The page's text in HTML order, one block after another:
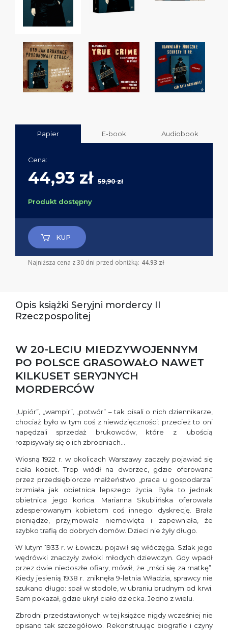
Papier E-book Audiobook
Cena:
44,93 zł 59,90 zł
Produkt dostępny
KUP
Najniższa cena z 30 dni przed obniżką: 44.93 zł
Opis książki Seryjni mordercy II
Rzeczpospolitej
W 20-LECIU MIEDZYWOJENNYM
PO POLSCE GRASOWAŁO NAWET
KILKUSET SERYJNYCH
MORDERCÓW
„Upiór”, „wampir”, „potwór” – tak pisali o nich dziennikarze,
chociaż było w tym coś z niewdzięczności: przecież to oni
napędzali sprzedaż brukowców, które z lubością
rozpisywały się o ich zbrodniach…
Wiosną 1922 r. w okolicach Warszawy zaczęły pojawiać się
ciała kobiet. Trop wiódł na dworzec, gdzie oferowana
przez przedsiębiorcze małżeństwo „praca u gospodarza”
brzmiała jak obietnica lepszego życia. Była to jednak
obietnica jego końca. Marianna Skublińska oferowała
zdesperowanym kobietom coś innego: dyskrecję. Brała
pieniądze, przyjmowała niemowlęta i zapewniała, że
szybko trafią do dobrych domów. Dzieci nie żyły długo.
W lutym 1933 r. w Łowiczu pojawił się włóczęga. Szlak jego
wędrówki znaczyły zwłoki młodych dziewczyn. Gdy wpadł
przez dwie niedoszłe ofiary, mówił, że „mści się za matkę”.
Kiedy jesienią 1938 r. zniknęła 9-letnia Władzia, sprawcy nie
szukano długo: spał w stodole, w ubraniu brudnym od krwi.
Sam pokazał, gdzie ukrył ciało dziecka. Jedno z wielu.
Zbrodni przedstawionych w tej książce nigdy wcześniej nie
opisano tak szczegółowo. Rekonstruując biografie i czyny